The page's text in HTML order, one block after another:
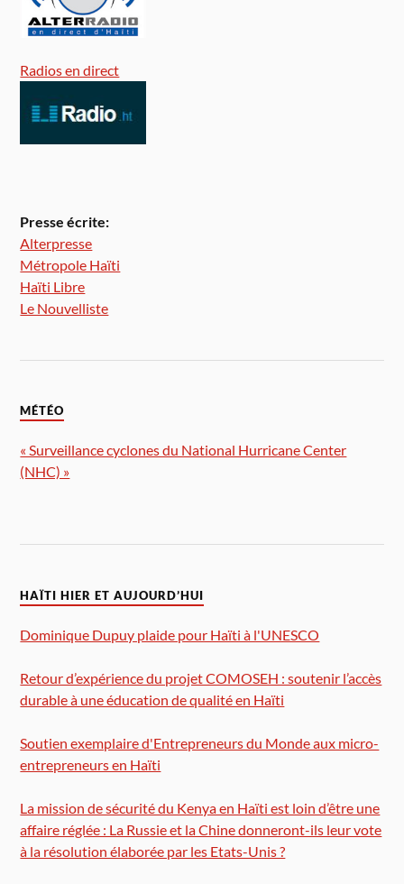
Radios en direct
Presse écrite:
Alterpresse
Métropole Haïti
Haïti Libre
Le Nouvelliste
MÉTÉO
« Surveillance cyclones du National Hurricane Center
(NHC) »
HAÏTI HIER ET AUJOURD’HUI
Dominique Dupuy plaide pour Haïti à l'UNESCO
Retour d’expérience du projet COMOSEH : soutenir l’accès
durable à une éducation de qualité en Haïti
Soutien exemplaire d'Entrepreneurs du Monde aux micro-
entrepreneurs en Haïti
La mission de sécurité du Kenya en Haïti est loin d’être une
affaire réglée : La Russie et la Chine donneront-ils leur vote
à la résolution élaborée par les Etats-Unis ?